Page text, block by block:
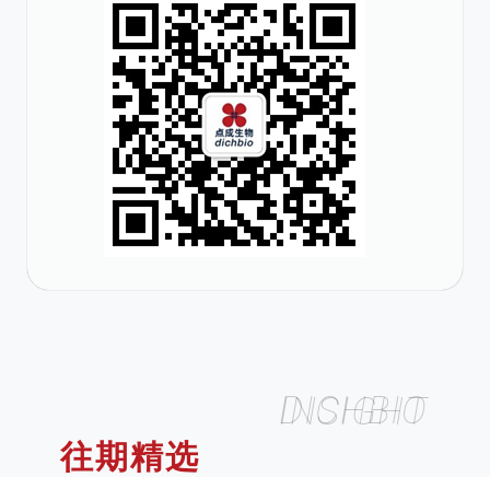
往期精选
DICHBIO INSIGHT